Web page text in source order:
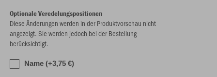
Optionale Veredelungspositionen
Diese Änderungen werden in der Produktvorschau nicht
angezeigt. Sie werden jedoch bei der Bestellung
berücksichtigt.
Name (+3,75 €)